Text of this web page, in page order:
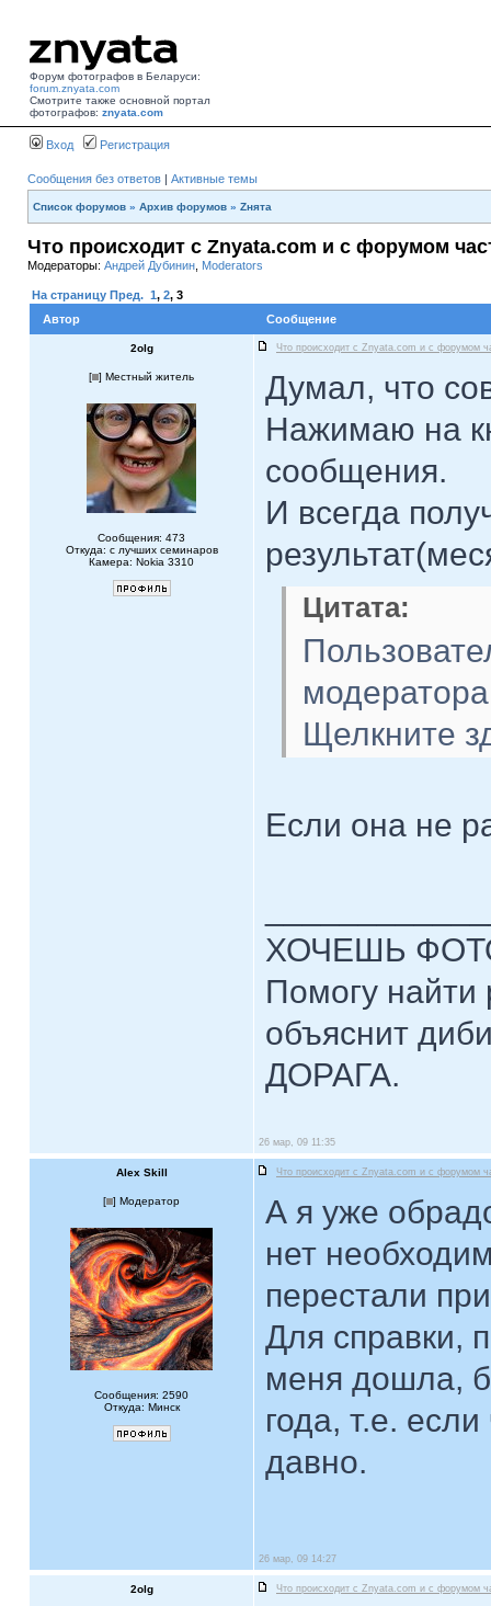
Форум фотографов в Беларуси:
forum.znyata.com
Смотрите также основной портал
фотографов: znyata.com
Вход Регистрация
Сообщения без ответов | Активные темы
Список форумов » Архив форумов » Zнята
Что происходит с Znyata.com и с форумом
Модераторы: Андрей Дубинин Moderators
На страницу Пред. 1, 2, 3
Автор
Сообщение
2olg Что происходит с Znyata.com и с форумом
[ ] Местный житель
Сообщения: 473
Откуда: с лучших семинаров
Камера: Nokia 3310
Думал, что
Нажимаю на
сообщения.
И всегда
Цитата:
Щелкните
Если она не
ХОЧЕШЬ
Помогу найти
объяснит
ДОРАГА.
26 мар, 09 11:35
Alex Skill Что происходит с Znyata.com и с форумом
[ ] Модератор
Сообщения: 2590
Откуда: Минск
А я уже
нет
перестали
Для справки,
меня дошла,
года, т.е.
давно.
26 мар, 09 14:27
2olg Что происходит с Znyata.com и с форумом